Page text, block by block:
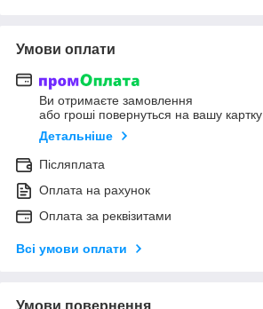
Умови оплати
Ви отримаєте замовлення
або гроші повернуться на вашу картку
Детальніше
Післяплата
Оплата на рахунок
Оплата за реквізитами
Всі умови оплати